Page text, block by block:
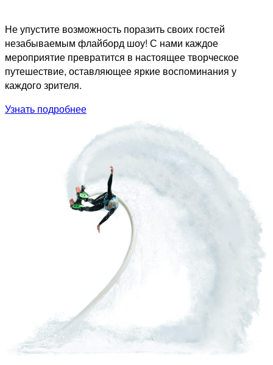
Не упустите возможность поразить своих гостей
незабываемым флайборд шоу! С нами каждое
мероприятие превратится в настоящее творческое
путешествие, оставляющее яркие воспоминания у
каждого зрителя.
Узнать подробнее